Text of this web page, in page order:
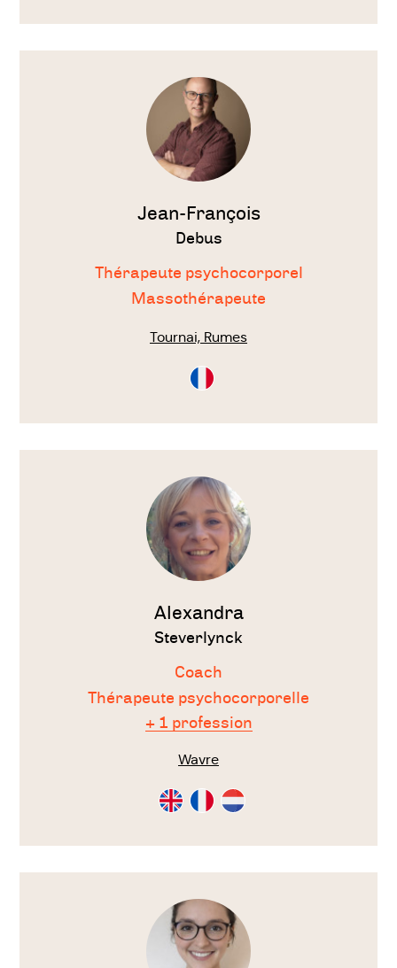
Voir
Jean-François
Debus
Thérapeute psychocorporel
Massothérapeute
Tournai, Rumes
Consultation
en
Voir
Alexandra
Steverlynck
Coach
Thérapeute psychocorporelle
+ 1 profession
Wavre
Consultation
en
Consultation
en
Consultation
en
Voir